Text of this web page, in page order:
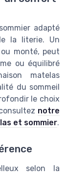
adapté
la literie. Un
monté, peut
ou équilibré
matelas
du sommeil
le choix
notre
et sommier.
selon la